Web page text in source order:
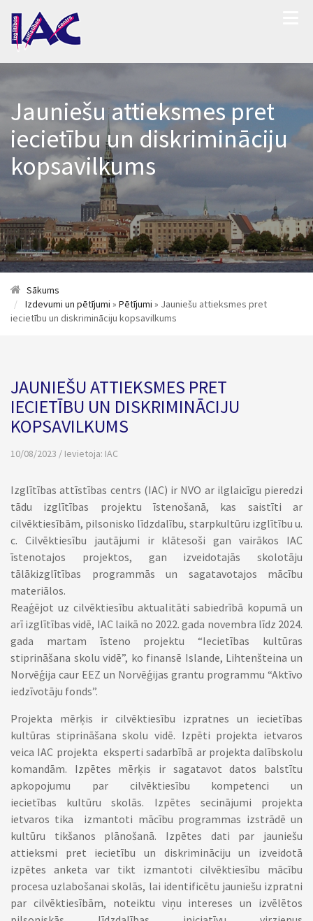
Jauniešu attieksmes pret
iecietību un diskrimināciju
kopsavilkums
Sākums
Izdevumi un pētījumi » Pētījumi » Jauniešu attieksmes pret
iecietību un diskrimināciju kopsavilkums
JAUNIEŠU ATTIEKSMES PRET
IECIETĪBU UN DISKRIMINĀCIJU
KOPSAVILKUMS
10/08/2023 / Ievietoja: IAC
Izglītības attīstības centrs (IAC) ir NVO ar ilglaicīgu pieredzi
tādu izglītības projektu īstenošanā, kas saistīti ar
cilvēktiesībām, pilsonisko līdzdalību, starpkultūru izglītību u.
c. Cilvēktiesību jautājumi ir klātesoši gan vairākos IAC
īstenotajos projektos, gan izveidotajās skolotāju
tālākizglītības programmās un sagatavotajos mācību
materiālos.
Reaģējot uz cilvēktiesību aktualitāti sabiedrībā kopumā un
arī izglītības vidē, IAC laikā no 2022. gada novembra līdz 2024.
gada martam īsteno projektu “Iecietības kultūras
stiprināšana skolu vidē”, ko finansē Islande, Lihtenšteina un
Norvēģija caur EEZ un Norvēģijas grantu programmu “Aktīvo
iedzīvotāju fonds”.
Projekta mērķis ir cilvēktiesību izpratnes un iecietības
kultūras stiprināšana skolu vidē. Izpēti projekta ietvaros
veica IAC projekta eksperti sadarbībā ar projekta dalībskolu
komandām. Izpētes mērķis ir sagatavot datos balstītu
apkopojumu par cilvēktiesību kompetenci un
iecietības kultūru skolās. Izpētes secinājumi projekta
ietvaros tika izmantoti mācību programmas izstrādē un
kultūru tikšanos plānošanā. Izpētes dati par jauniešu
attieksmi pret iecietību un diskrimināciju un izveidotā
izpētes anketa var tikt izmantoti cilvēktiesību mācību
procesa uzlabošanai skolās, lai identificētu jauniešu izpratni
par cilvēktiesībām, noteiktu viņu intereses un izvēlētos